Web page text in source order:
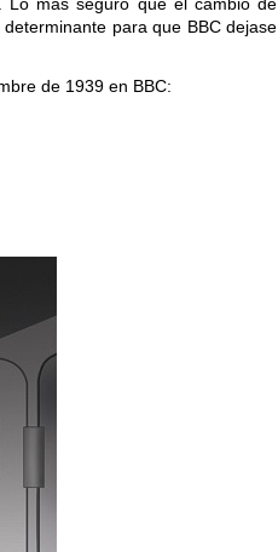
para que BBC dejase
de 1939 en BBC: